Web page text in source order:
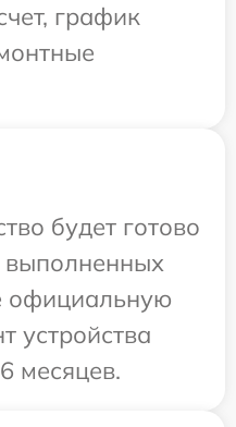
график
будет готово
выполненных
официальную
устройства
месяцев.